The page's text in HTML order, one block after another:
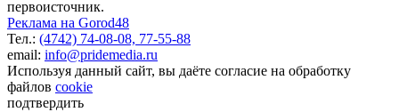
первоисточник.
Реклама на Gorod48
Тел.: (4742) 74-08-08, 77-55-88
email: info@pridemedia.ru
Используя данный сайт, вы даёте согласие на обработку
файлов cookie
подтвердить